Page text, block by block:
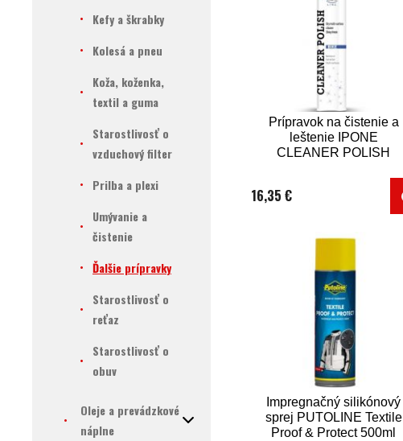
Kefy a škrabky
Kolesá a pneu
Koža, koženka,
textil a guma
Starostlivosť o
vzduchový filter
Prilba a plexi
Umývanie a
čistenie
Ďalšie prípravky
Starostlivosť o
reťaz
Starostlivosť o
obuv
Oleje a prevádzkové
náplne
Prípravok na čistenie a
leštenie IPONE
CLEANER POLISH
16,35 €
Impregnačný silikónový
sprej PUTOLINE Textile
Proof & Protect 500ml